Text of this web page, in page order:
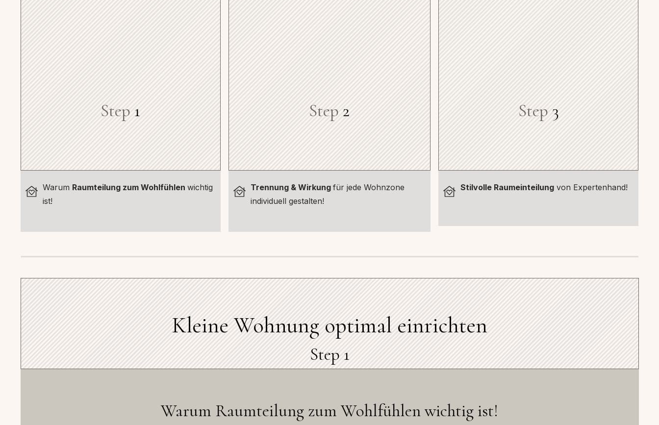
Step 1
Warum Raumteilung zum Wohlfühlen wichtig
ist!
Step 2
Trennung & Wirkung für jede Wohnzone
individuell gestalten!
Step 3
Stilvolle Raumeinteilungvon Expertenhand!
Kleine Wohnung optimal einrichten
Step 1
Warum Raumteilung zum Wohlfühlen wichtig ist!